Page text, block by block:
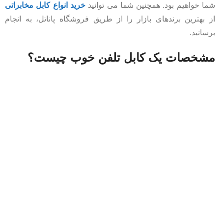
شما خواهیم بود. همچنین شما می توانیدخرید انواع کابل مخابراتی
از بهترین برندهای بازار را از طریق فروشگاه پاناتل، به انجام
برسانید.
مشخصات یک کابل تلفن خوب چیست؟